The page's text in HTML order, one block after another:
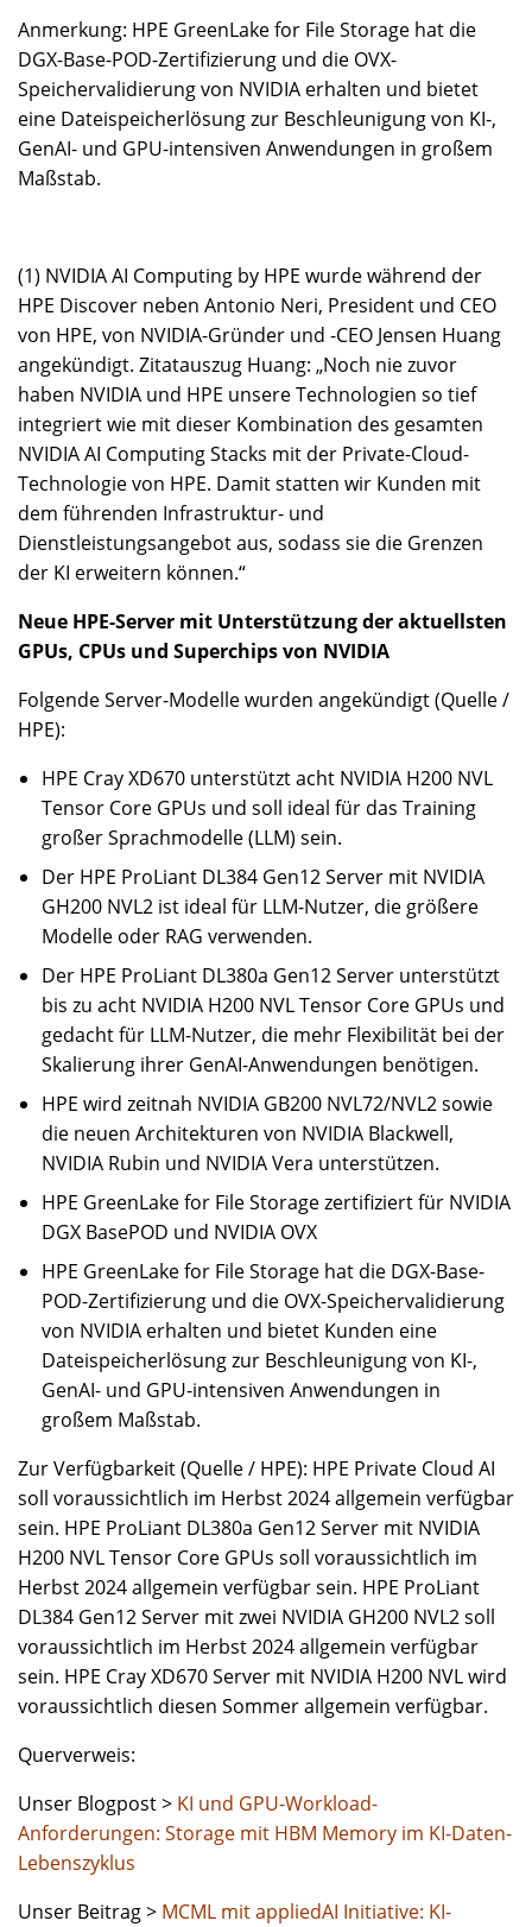
Anmerkung: HPE GreenLake for File Storage hat die
DGX-Base-POD-Zertifizierung und die OVX-
Speichervalidierung von NVIDIA erhalten und bietet
eine Dateispeicherlösung zur Beschleunigung von KI-,
GenAI- und GPU-intensiven Anwendungen in großem
Maßstab.
(1) NVIDIA AI Computing by HPE wurde während der
HPE Discover neben Antonio Neri, President und CEO
von HPE, von NVIDIA-Gründer und -CEO Jensen Huang
angekündigt. Zitatauszug Huang: „Noch nie zuvor
haben NVIDIA und HPE unsere Technologien so tief
integriert wie mit dieser Kombination des gesamten
NVIDIA AI Computing Stacks mit der Private-Cloud-
Technologie von HPE. Damit statten wir Kunden mit
dem führenden Infrastruktur- und
Dienstleistungsangebot aus, sodass sie die Grenzen
der KI erweitern können.“
Neue HPE-Server mit Unterstützung der aktuellsten
GPUs, CPUs und Superchips von NVIDIA
Folgende Server-Modelle wurden angekündigt (Quelle /
HPE):
HPE Cray XD670 unterstützt acht NVIDIA H200 NVL
Tensor Core GPUs und soll ideal für das Training
großer Sprachmodelle (LLM) sein.
Der HPE ProLiant DL384 Gen12 Server mit NVIDIA
GH200 NVL2 ist ideal für LLM-Nutzer, die größere
Modelle oder RAG verwenden.
Der HPE ProLiant DL380a Gen12 Server unterstützt
bis zu acht NVIDIA H200 NVL Tensor Core GPUs und
gedacht für LLM-Nutzer, die mehr Flexibilität bei der
Skalierung ihrer GenAI-Anwendungen benötigen.
HPE wird zeitnah NVIDIA GB200 NVL72/NVL2 sowie
die neuen Architekturen von NVIDIA Blackwell,
NVIDIA Rubin und NVIDIA Vera unterstützen.
HPE GreenLake for File Storage zertifiziert für NVIDIA
DGX BasePOD und NVIDIA OVX
HPE GreenLake for File Storage hat die DGX-Base-
POD-Zertifizierung und die OVX-Speichervalidierung
von NVIDIA erhalten und bietet Kunden eine
Dateispeicherlösung zur Beschleunigung von KI-,
GenAI- und GPU-intensiven Anwendungen in
großem Maßstab.
Zur Verfügbarkeit (Quelle / HPE): HPE Private Cloud AI
soll voraussichtlich im Herbst 2024 allgemein verfügbar
sein. HPE ProLiant DL380a Gen12 Server mit NVIDIA
H200 NVL Tensor Core GPUs soll voraussichtlich im
Herbst 2024 allgemein verfügbar sein. HPE ProLiant
DL384 Gen12 Server mit zwei NVIDIA GH200 NVL2 soll
voraussichtlich im Herbst 2024 allgemein verfügbar
sein. HPE Cray XD670 Server mit NVIDIA H200 NVL wird
voraussichtlich diesen Sommer allgemein verfügbar.
Querverweis:
Unser Blogpost > KI und GPU-Workload-
Anforderungen: Storage mit HBM Memory im KI-Daten-
Lebenszyklus
Unser Beitrag > MCML mit appliedAI Initiative: KI-